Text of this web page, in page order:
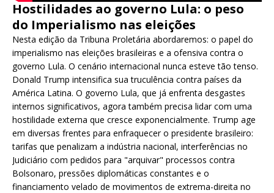
Hostilidades ao governo Lula: o peso
do Imperialismo nas eleições
Nesta edição da Tribuna Proletária abordaremos: o papel do
imperialismo nas eleições brasileiras e a ofensiva contra o
governo Lula. O cenário internacional nunca esteve tão tenso.
Donald Trump intensifica sua truculência contra países da
América Latina. O governo Lula, que já enfrenta desgastes
internos significativos, agora também precisa lidar com uma
hostilidade externa que cresce exponencialmente. Trump age
em diversas frentes para enfraquecer o presidente brasileiro:
tarifas que penalizam a indústria nacional, interferências no
Judiciário com pedidos para "arquivar" processos contra
Bolsonaro, pressões diplomáticas constantes e o
financiamento velado de movimentos de extrema-direita no